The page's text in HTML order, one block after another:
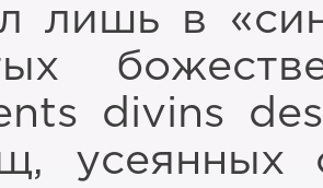
лишь в
divins